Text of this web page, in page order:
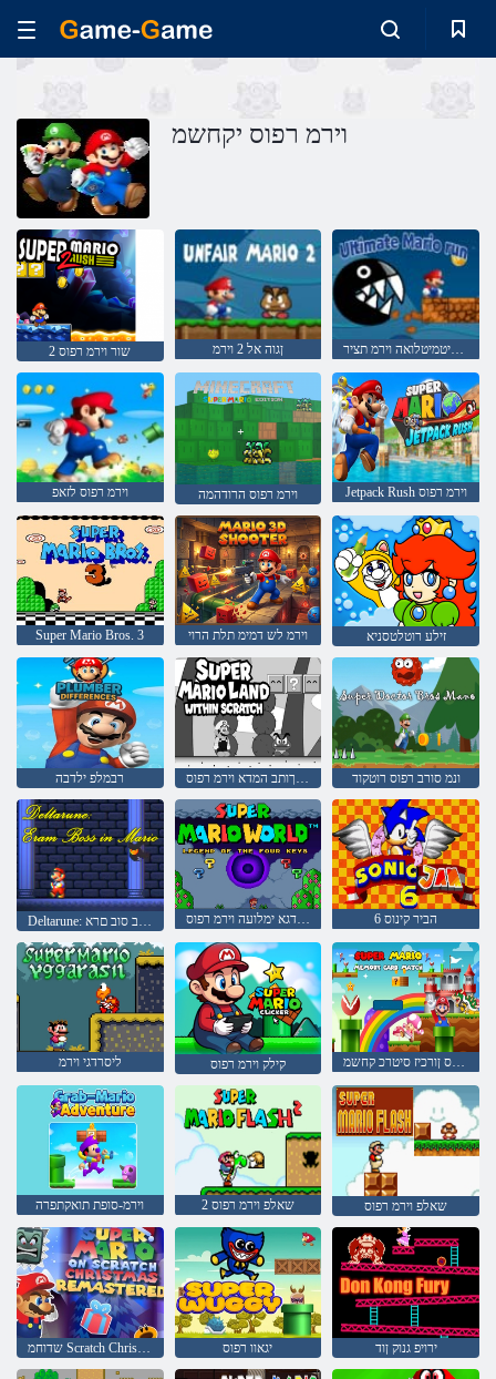
וירמ רפוס יקחשמ
2 שור וירמ רפוס ןגוה אל 2 וירמ תיביטמיטלואה וירמ תציר
וירמ רפוס לזאפ וירמ רפוס הרודהמה Jetpack Rush וירמ רפוס
Super Mario Bros. 3 וירמ לש דמימ תלת הרוי זילע רוטלטסניא
רבמלפ ילדבה הטירש ךותב המדא וירמ רפוס ונמ סורב רפוס רוטקוד
תוחתפמה תעברא לש הדגא ימלועה וירמ רפוס 6 הביר קינוס
ליסרדגי וירמ קילק וירמ רפוס וירמ רפוס ןורכיז סיטרכ קחשמ
וירמ-סופת תואקתפרה 2 שאלפ וירמ רפוס שאלפ וירמ רפוס
שדוחמ Scratch Christmas-ב וירמ רפוס יגאוו רפוס ירויפ גנוק ןוד